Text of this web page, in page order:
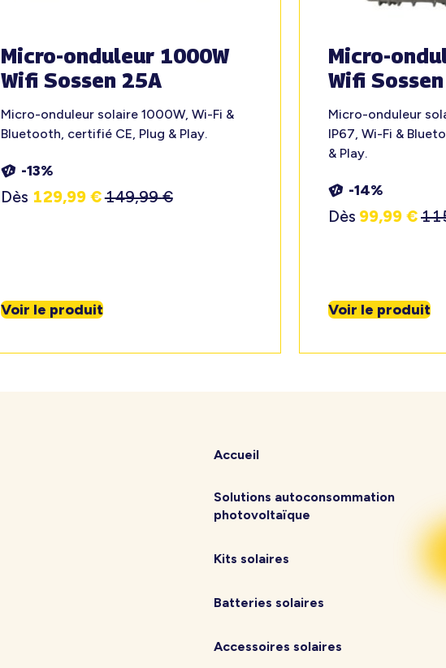
Micro-onduleur 1000W
Wifi Sossen 25A
Micro-onduleur solaire 1000W, Wi-Fi &
Bluetooth, certifié CE, Plug & Play.
-13%
Dès 129,99 €149,99€
Voir le produit
Micro-
Wifi Sossen
Micro-onduleur
IP67, Wi-Fi &
& Play.
-14%
Dès 99,99 €
Voir le produit
Accueil
Solutions autoconsommation
photovoltaïque
Kits solaires
Batteries solaires
Accessoires solaires